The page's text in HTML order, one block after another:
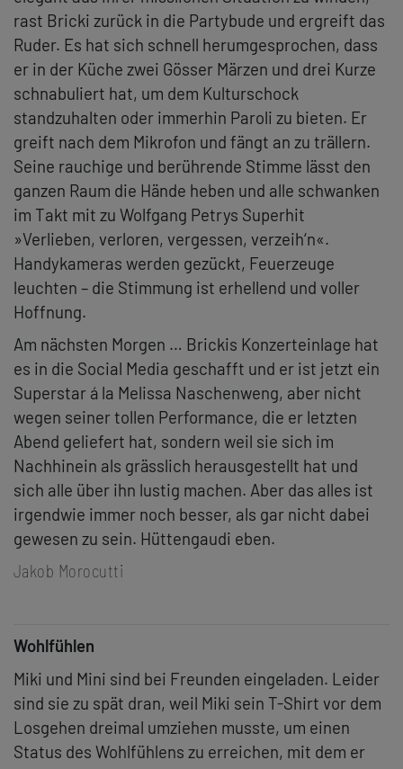
rast Bricki zurück in die Partybude und ergreift das
Ruder. Es hat sich schnell herumgesprochen, dass
er in der Küche zwei Gösser Märzen und drei Kurze
schnabuliert hat, um dem Kulturschock
standzuhalten oder immerhin Paroli zu bieten. Er
greift nach dem Mikrofon und fängt an zu trällern.
Seine rauchige und berührende Stimme lässt den
ganzen Raum die Hände heben und alle schwanken
im Takt mit zu Wolfgang Petrys Superhit
»Verlieben, verloren, vergessen, verzeih‘n«.
Handykameras werden gezückt, Feuerzeuge
leuchten – die Stimmung ist erhellend und voller
Hoffnung.
Am nächsten Morgen … Brickis Konzerteinlage hat
es in die Social Media geschafft und er ist jetzt ein
Superstar á la Melissa Naschenweng, aber nicht
wegen seiner tollen Performance, die er letzten
Abend geliefert hat, sondern weil sie sich im
Nachhinein als grässlich herausgestellt hat und
sich alle über ihn lustig machen. Aber das alles ist
irgendwie immer noch besser, als gar nicht dabei
gewesen zu sein. Hüttengaudi eben.
Jakob Morocutti
Wohlfühlen
Miki und Mini sind bei Freunden eingeladen. Leider
sind sie zu spät dran, weil Miki sein T-Shirt vor dem
Losgehen dreimal umziehen musste, um einen
Status des Wohlfühlens zu erreichen, mit dem er